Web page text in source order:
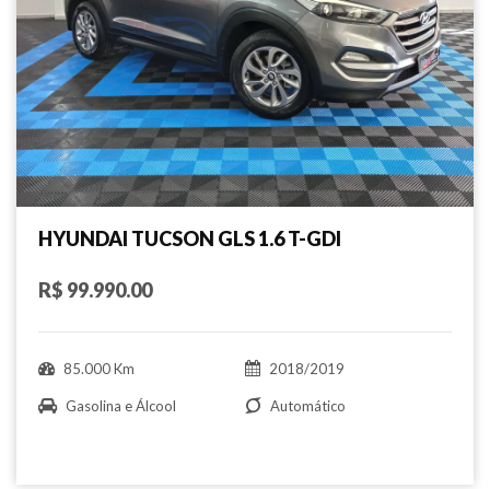
HYUNDAI TUCSON GLS 1.6 T-GDI
R$ 99.990.00
85.000 Km 2018/2019
Gasolina e Álcool Automático